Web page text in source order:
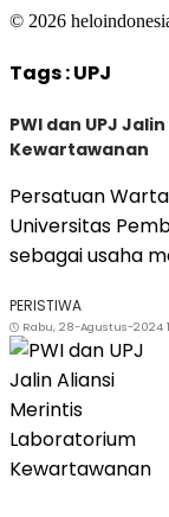
© 2026
Tags :UPJ
PWI dan UPJ
Kewartawanan
Persatuan
Universitas
sebagai usaha
PERISTIWA
Rabu, 28-Agustus-2024